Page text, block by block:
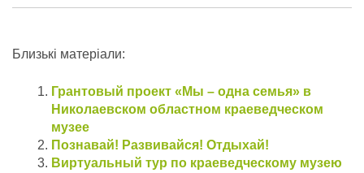
Близькі матеріали:
Грантовый проект «Мы – одна семья» в
Николаевском областном краеведческом
музее
Познавай! Развивайся! Отдыхай!
Виртуальный тур по краеведческому музею